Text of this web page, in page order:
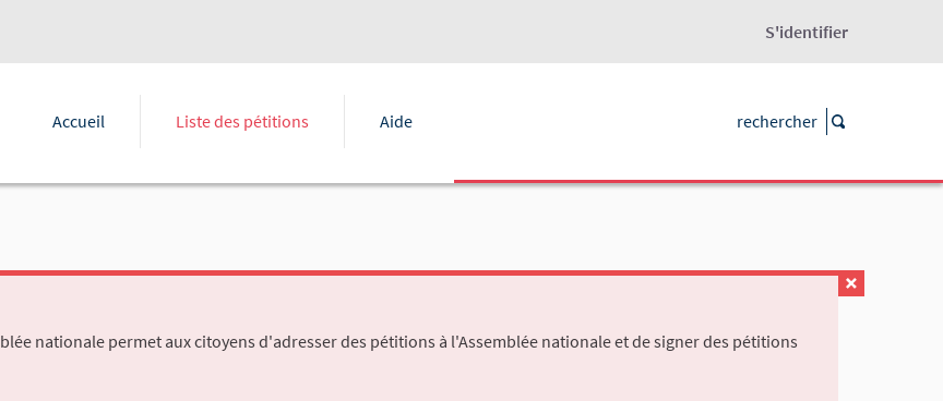
S'identifier
Accueil Liste des pétitions Aide
nationale permet aux citoyens d'adresser des pétitions à l'Assemblée nationale et de signer des pétitions